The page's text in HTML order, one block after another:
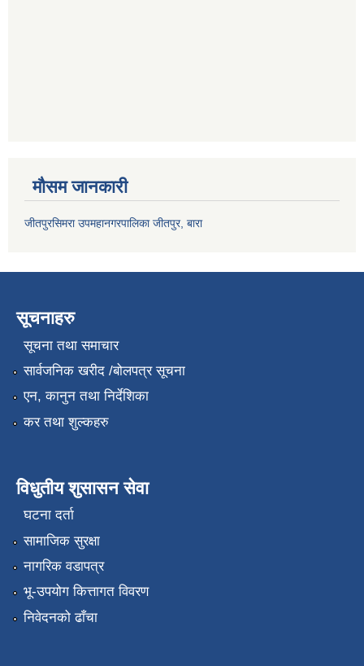
मौसम जानकारी
जीतपुरसिमरा उपमहानगरपालिका जीतपुर, बारा
सूचनाहरु
सूचना तथा समाचार
सार्वजनिक खरीद /बोलपत्र सूचना
एन, कानुन तथा निर्देशिका
कर तथा शुल्कहरु
विधुतीय शुसासन सेवा
घटना दर्ता
सामाजिक सुरक्षा
नागरिक वडापत्र
भू-उपयोग कित्तागत विवरण
निवेदनको ढाँचा